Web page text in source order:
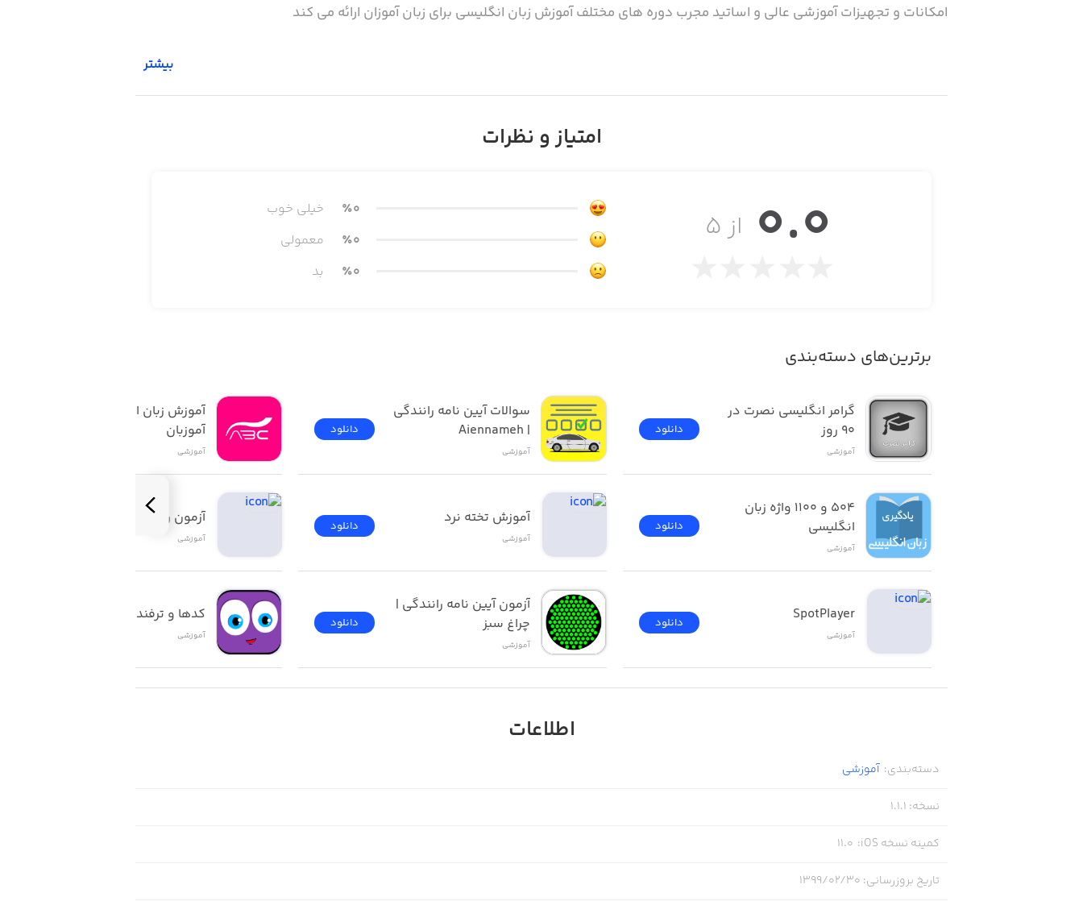
امکانات و تجهیزات آموزشی عالی و اساتید مجرب دوره های مختلف آموزش زبان انگلیسی برای زبان آموزان ارائه می کند
بیشتر
امتیاز و نظرات
از ۵ 0.0 ٪0
خیلی خوب
٪0
معمولی
٪0 بد
برترین‌های دسته‌بندی
٩٠ روز
آموزشی
دانلود
انگلیسی
آموزشی
دانلود
SpotPlayer
آموزشی
دانلود
| Aiennameh
آموزشی
دانلود
آموزش تخته نرد
آموزشی
دانلود
چراغ سبز
آموزشی
دانلود
آموزبان
آموزشی
آزمون راهنمایی و رانندگی
آموزشی
کدها و ترفندهای ios
آموزشی
اطلاعات
دسته‌بندی: آموزشی
نسخه:
1.1.1
کمینه نسخه iOS :
11.0
تاریخ بروزرسانی: ۱۳۹۹/۰۲/۳۰